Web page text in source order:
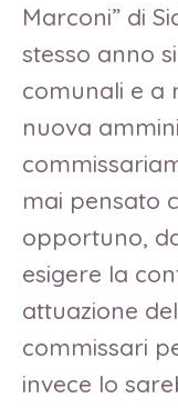
Marconi” di
stesso anno
comunali e a
nuova
mai pensato
opportuno,
esigere la
attuazione
commissari
invece lo